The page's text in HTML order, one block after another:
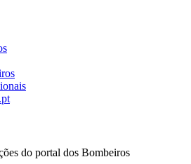
do portal dos Bombeiros